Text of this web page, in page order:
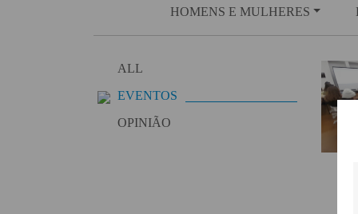
HOMENS E MULHERES
ALL
EVENTOS
OPINIÃO